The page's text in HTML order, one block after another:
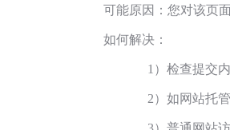
可能原因：您对该页
如何解决：
1）检查提交
2）如网站托